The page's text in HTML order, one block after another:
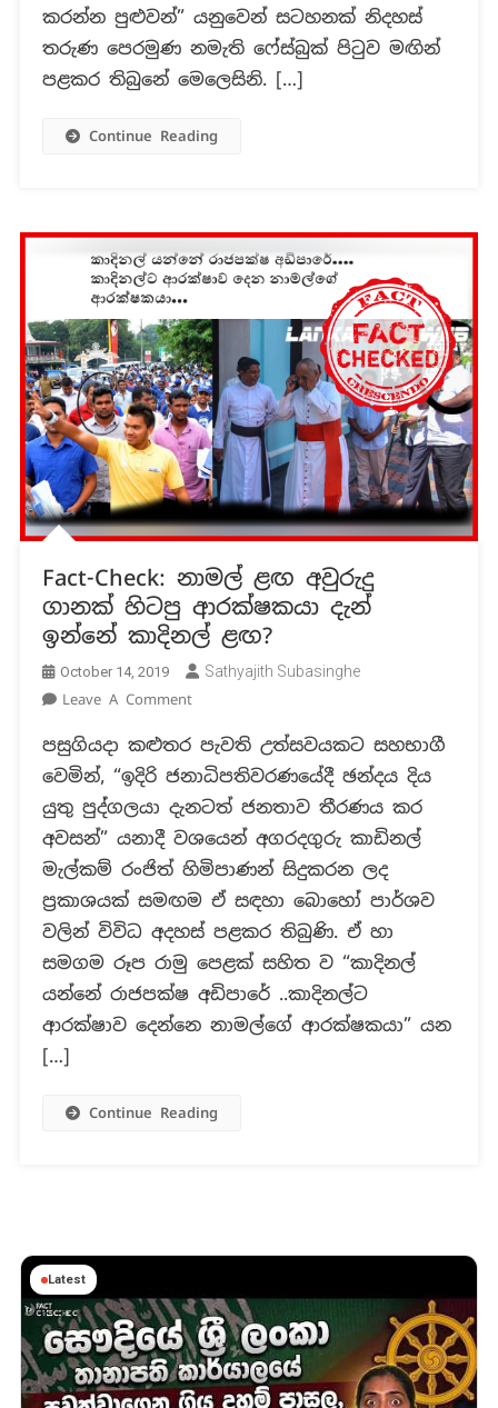
කරන්න පුළුවන්” යනුවෙන් සටහනක් නිදහස්
තරුණ පෙරමුණ නමැති ෆේස්බුක් පිටුව මඟින්
පළකර තිබුනේ මෙලෙසිනි. […]
Continue Reading
Fact-Check: නාමල් ළඟ අවුරුදු
ගානක් හිටපු ආරක්ෂකයා දැන්
ඉන්නේ කාදිනල් ළඟ?
October 14, 2019 Sathyajith Subasinghe
Leave A CommentOn
Check:
නාමල්
ළඟ
ගානක්
හිටපු
ආරක්ෂකයා
දැන්
ඉන්නේ
කාදිනල්
ළඟ?
පසුගියදා කළුතර පැවති උත්සවයකට සහභාගී
වෙමින්, “ඉදිරි ජනාධිපතිවරණයේදී ඡන්දය දිය
යුතු පුද්ගලයා දැනටත් ජනතාව තීරණය කර
අවසන්” යනාදී වශයෙන් අගරදගුරු කාඩිනල්
මැල්කම් රංජිත් හිමිපාණන් සිදුකරන ලද
ප්‍රකාශයක් සමඟම ඒ සඳහා බොහෝ පාර්ශව
වලින් විවිධ අදහස් පළකර තිබුණි. ඒ හා
සමගම රූප රාමු පෙළක් සහිත ව “කාදිනල්
යන්නේ රාජපක්ෂ අඩිපාරේ ..කාදිනල්ට
ආරක්ෂාව දෙන්නෙ නාමල්ගේ ආරක්ෂකයා” යන
[…]
Continue Reading
Latest